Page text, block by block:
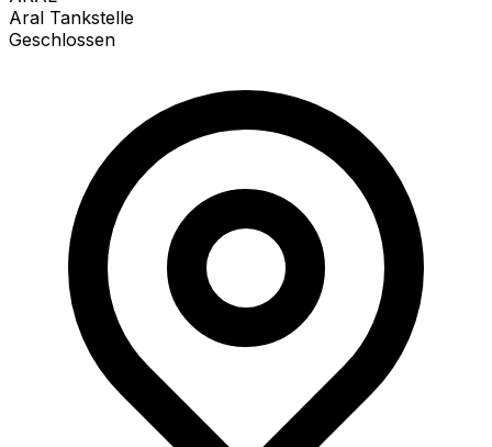
Aral Tankstelle
Geschlossen